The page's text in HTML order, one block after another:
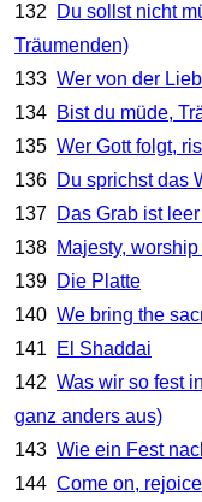
132
Du sollst nicht
Träumenden)
133 Wer von der
134 Bist du müde,
135 Wer Gott folgt,
136 Du sprichst das
137 Das Grab ist
138 Majesty,
139 Die Platte
140 We bring the
141
El Shaddai
142 Was wir so fest
ganz anders aus)
143 Wie ein Fest
144 Come on,